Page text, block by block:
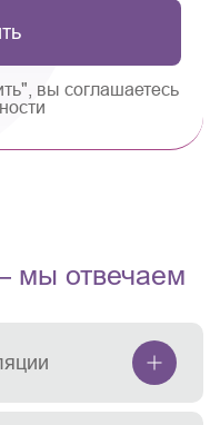
вы соглашаетесь
мы отвечаем